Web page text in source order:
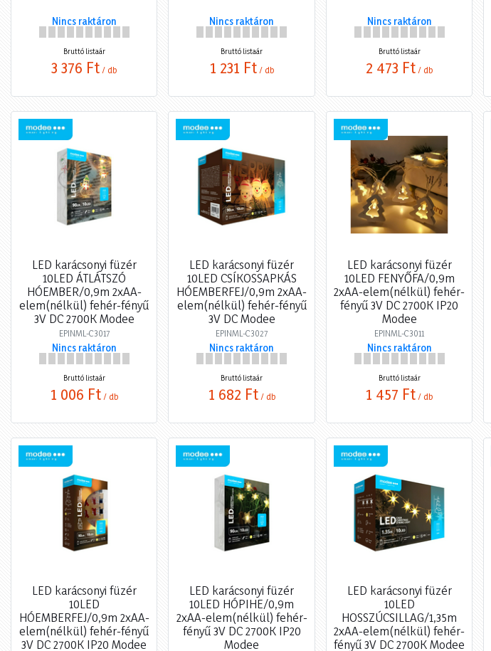
Nincs raktáron
Bruttó listaár
3 376 Ft / db
Nincs raktáron
Bruttó listaár
1 231 Ft / db
Nincs raktáron
Bruttó listaár
2 473 Ft / db
LED karácsonyi füzér
10LED ÁTLÁTSZÓ
HÓEMBER/0,9m 2xAA-
elem(nélkül) fehér-fényű
3V DC 2700K Modee
EPINML-C3017
Nincs raktáron
Bruttó listaár
1 006 Ft / db
LED karácsonyi füzér
10LED CSÍKOSSAPKÁS
HÓEMBERFEJ/0,9m 2xAA-
elem(nélkül) fehér-fényű
3V DC Modee
EPINML-C3027
Nincs raktáron
Bruttó listaár
1 682 Ft / db
LED karácsonyi füzér
10LED FENYŐFA/0,9m
2xAA-elem(nélkül) fehér-
fényű 3V DC 2700K IP20
Modee
EPINML-C3011
Nincs raktáron
Bruttó listaár
1 457 Ft / db
LED karácsonyi füzér
10LED
HÓEMBERFEJ/0,9m 2xAA-
elem(nélkül) fehér-fényű
3V DC 2700K IP20 Modee
LED karácsonyi füzér
10LED HÓPIHE/0,9m
2xAA-elem(nélkül) fehér-
fényű 3V DC 2700K IP20
Modee
LED karácsonyi füzér
10LED
HOSSZÚCSILLAG/1,35m
2xAA-elem(nélkül) fehér-
fényű 3V DC 2700K Modee